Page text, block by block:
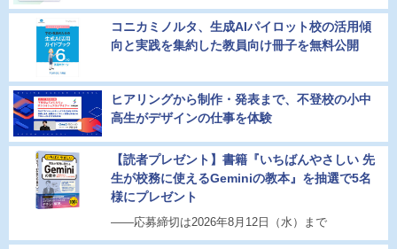
コニカミノルタ、生成AIパイロット校の活用傾
向と実践を集約した教員向け冊子を無料公開
ヒアリングから制作・発表まで、不登校の小中
高生がデザインの仕事を体験
【読者プレゼント】書籍『いちばんやさしい 先
生が校務に使えるGeminiの教本』を抽選で5名
様にプレゼント
――応募締切は2026年8月12日（水）まで